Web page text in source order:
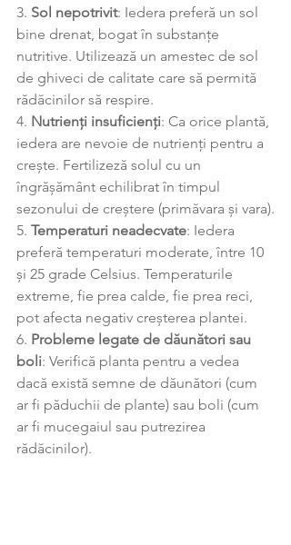
3. Sol nepotrivit: Iedera preferă un sol
bine drenat, bogat în substanțe
nutritive. Utilizează un amestec de sol
de ghiveci de calitate care să permită
rădăcinilor să respire.
4. Nutrienți insuficienți: Ca orice plantă,
iedera are nevoie de nutrienți pentru a
crește. Fertilizeză solul cu un
îngrășământ echilibrat în timpul
sezonului de creștere (primăvara și vara).
5. Temperaturi neadecvate: Iedera
preferă temperaturi moderate, între 10
și 25 grade Celsius. Temperaturile
extreme, fie prea calde, fie prea reci,
pot afecta negativ creșterea plantei.
6. Probleme legate de dăunători sau
boli: Verifică planta pentru a vedea
dacă există semne de dăunători (cum
ar fi păduchii de plante) sau boli (cum
ar fi mucegaiul sau putrezirea
rădăcinilor).